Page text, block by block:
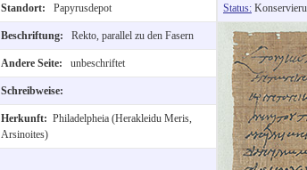
Standort: Papyrusdepot
Beschriftung: Rekto, parallel zu den Fasern
Andere Seite: unbeschriftet
Schreibweise:
Herkunft: Philadelpheia (Herakleidu Meris,
Arsinoites)
Status: